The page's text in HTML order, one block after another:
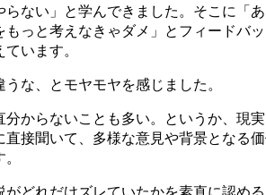
らない」と学んできました。そこに「
っと考えなきゃダメ」とフィードバ
います。
な、とモヤモヤを感じました。
からないことも多い。というか、現
接聞いて、多様な意見や背景となる
どれだけズレていたかを素直に認め